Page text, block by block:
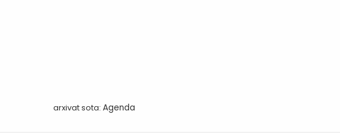
arxivat sota: Agenda